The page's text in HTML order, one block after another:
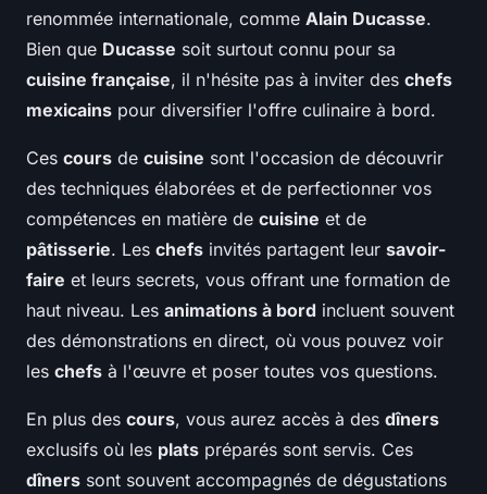
renommée internationale, comme Alain Ducasse.
Bien que Ducasse soit surtout connu pour sa
cuisine française, il n'hésite pas à inviter des chefs
mexicains pour diversifier l'offre culinaire à bord.
Ces cours de cuisine sont l'occasion de découvrir
des techniques élaborées et de perfectionner vos
compétences en matière de cuisine et de
pâtisserie. Les chefs invités partagent leur savoir-
faire et leurs secrets, vous offrant une formation de
haut niveau. Les animations à bord incluent souvent
des démonstrations en direct, où vous pouvez voir
les chefs à l'œuvre et poser toutes vos questions.
En plus des cours, vous aurez accès à des dîners
exclusifs où les plats préparés sont servis. Ces
dîners sont souvent accompagnés de dégustations